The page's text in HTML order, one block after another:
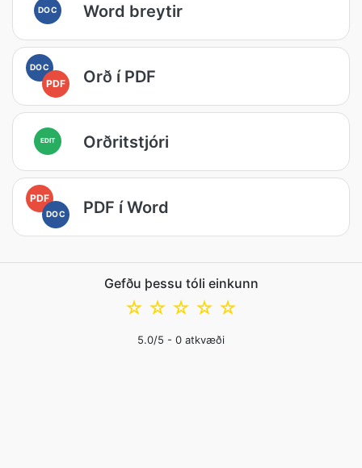
DOC Word breytir
DOC
PDF Orð í PDF
EDIT Orðritstjóri
PDF
DOC PDF í Word
Gefðu þessu tóli einkunn
☆
☆
☆
☆
☆
5.0/5 - 0 atkvæði